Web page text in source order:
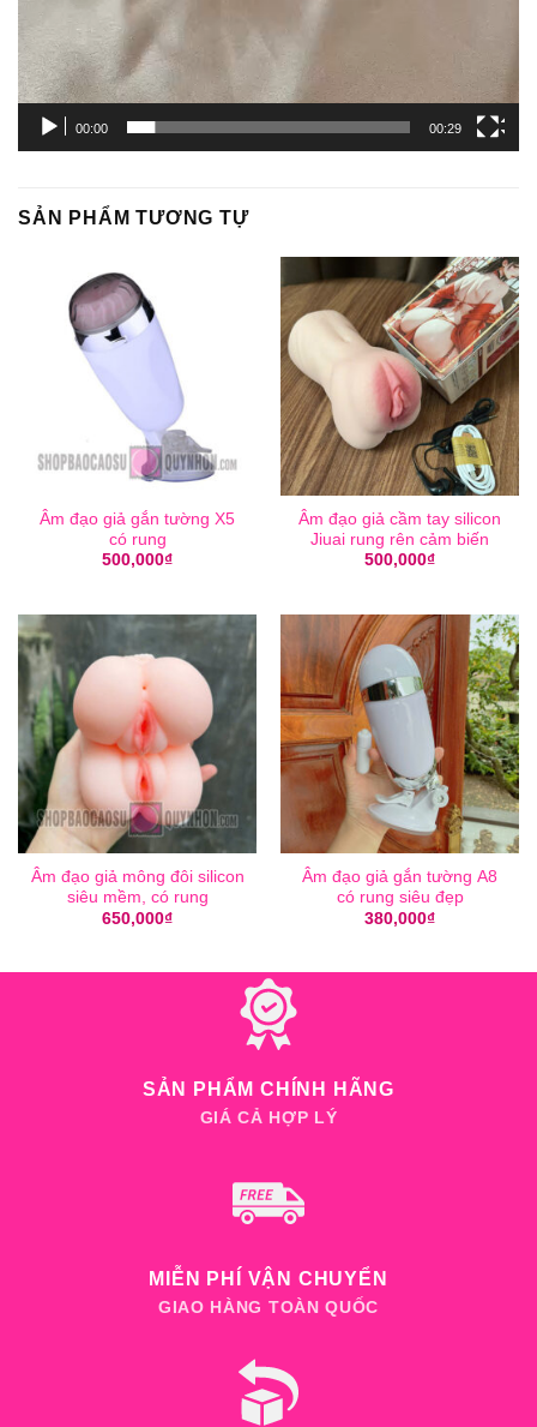
00:00 00:29
SẢN PHẨM TƯƠNG TỰ
Âm đạo giả gắn tường X5
có rung
500,000₫
Âm đạo giả cầm tay silicon
Jiuai rung rên cảm biến
500,000₫
Âm đạo giả mông đôi silicon
siêu mềm, có rung
650,000₫
Âm đạo giả gắn tường A8
có rung siêu đẹp
380,000₫
SẢN PHẨM CHÍNH HÃNG
GIÁ CẢ HỢP LÝ
MIỄN PHÍ VẬN CHUYỂN
GIAO HÀNG TOÀN QUỐC